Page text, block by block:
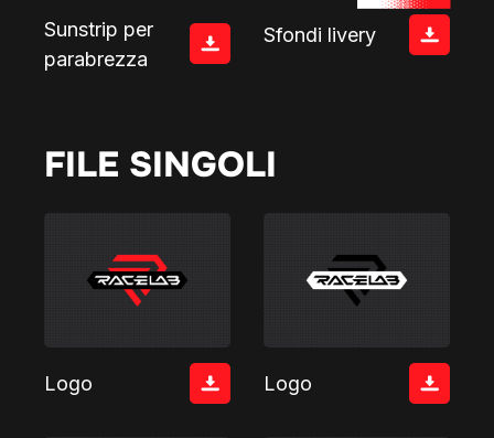
Sunstrip per
parabrezza
Sfondi livery
FILE SINGOLI
Logo Logo